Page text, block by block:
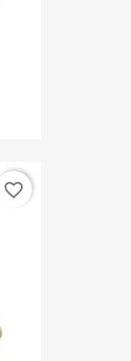
favorite_border